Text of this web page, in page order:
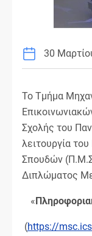
30
Το Τμήμα
Σχολής του
λειτουργία
Σπουδών
Διπλώματος
«
(https://